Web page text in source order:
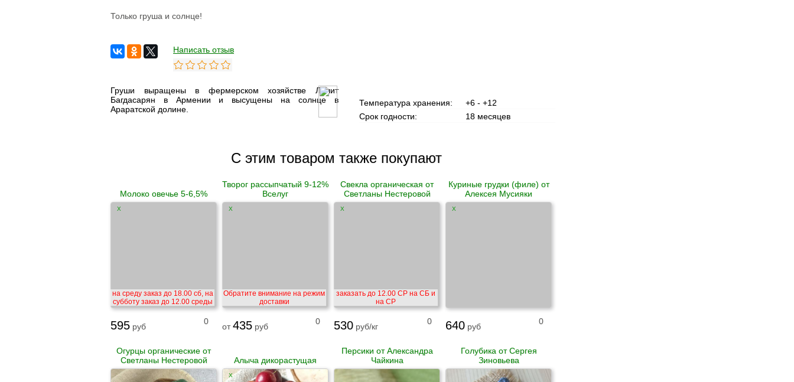
Только груша и солнце!
Написать отзыв
Груши выращены в фермерском хозяйстве Лилит
Багдасарян в Армении и высущены на солнце в
Араратской долине.
Температура хранения:
+6 - +12
Срок годности:
18 месяцев
С этим товаром также покупают
Молоко овечье 5-6,5%
X
на среду заказ до 18.00 сб, на
субботу заказ до 12.00 среды
595 руб
0
Творог рассыпчатый 9-12%
Вселуг
X
Обратите внимание на режим
доставки
от435 руб
0
Свекла органическая от
Светланы Нестеровой
X
заказать до 12.00 СР на СБ и
на СР
530 руб/кг
0
Куриные грудки (филе) от
Алексея Мусияки
X
640 руб
0
Огурцы органические от
Светланы Нестеровой
Алыча дикорастущая
X
Персики от Александра
Чайкина
Голубика от Сергея
Зиновьева